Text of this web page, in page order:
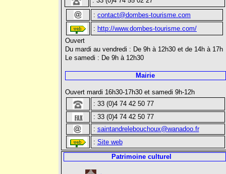
: contact@dombes-tourisme.com
: http://www.dombes-tourisme.com/
Ouvert
Du mardi au vendredi : De 9h à 12h30 et de 14h à 17h
Le samedi : De 9h à 12h30
Mairie
Ouvert mardi 16h30-17h30 et samedi 9h-12h
: 33 (0)4 74 42 50 77
: 33 (0)4 74 42 50 77
: saintandrelebouchoux@wanadoo.fr
: Site web
Patrimoine culturel